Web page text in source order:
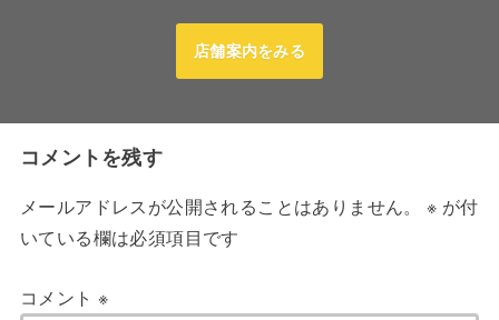
店舗案内をみる
コメントを残す
メールアドレスが公開されることはありません。 ※ が付
いている欄は必須項目です
コメント ※